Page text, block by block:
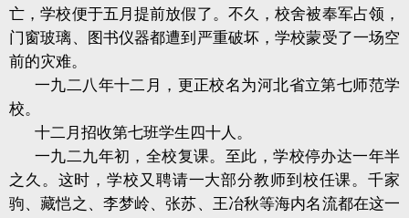
亡，学校便于五月提前放假了。不久，校舍被奉军占领，
门窗玻璃、图书仪器都遭到严重破坏，学校蒙受了一场空
前的灾难。
一九二八年十二月，更正校名为河北省立第七师范学
校。
十二月招收第七班学生四十人。
一九二九年初，全校复课。至此，学校停办达一年半
之久。这时，学校又聘请一大部分教师到校任课。千家
驹、藏恺之、李梦岭、张苏、王冶秋等海内名流都在这一